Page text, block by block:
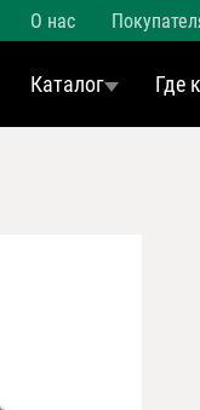
О нас
Каталог Где